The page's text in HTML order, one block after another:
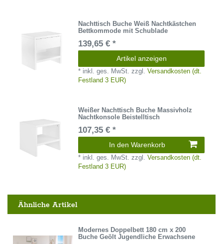
Nachttisch Buche Weiß Nachtkästchen
Bettkommode mit Schublade
139,65 € *
Artikel anzeigen
* inkl. ges. MwSt. zzgl.Versandkosten (dt.
Festland 3 EUR)
Weißer Nachttisch Buche Massivholz
Nachtkonsole Beistelltisch
107,35 € *
In den Warenkorb
* inkl. ges. MwSt. zzgl.Versandkosten (dt.
Festland 3 EUR)
Ähnliche Artikel
Modernes Doppelbett 180 cm x 200
Buche Geölt Jugendliche Erwachsene